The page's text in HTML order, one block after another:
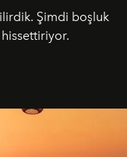
Şimdi boşluk